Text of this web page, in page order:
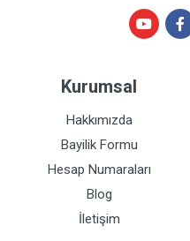
Kurumsal
Hakkımızda
Bayilik Formu
Hesap Numaraları
Blog
İletişim